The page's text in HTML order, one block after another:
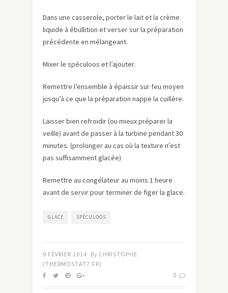
Dans une casserole, porter le lait et la crème
liquide à ébullition et verser sur la préparation
précédente en mélangeant.
Mixer le spéculoos et l’ajouter.
Remettre l’ensemble à épaissir sur feu moyen
jusqu’à ce que la préparation nappe la cuillère.
Laisser bien refroidir (ou mieux préparer la
veille) avant de passer à la turbine pendant 30
minutes. (prolonger au cas où la texture n’est
pas suffisamment glacée)
Remettre au congélateur au moins 1 heure
avant de servir pour terminer de figer la glace.
GLACE SPÉCULOOS
9 FÉVRIER 2014 By CHRISTOPHE
(THERMOSTAT7.FR)
0